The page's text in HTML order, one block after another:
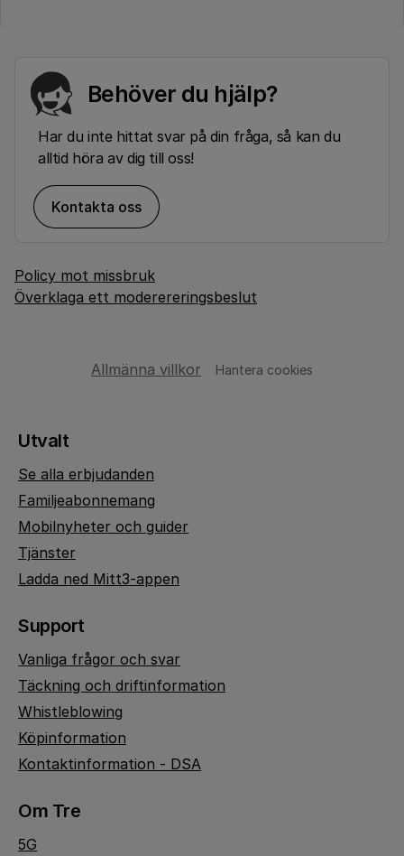
Behöver du hjälp?
Har du inte hittat svar på din fråga, så kan du
alltid höra av dig till oss!
Kontakta oss
Policy mot missbruk
Överklaga ett moderereringsbeslut
Allmänna villkor Hantera cookies
Utvalt
Se alla erbjudanden
Familjeabonnemang
Mobilnyheter och guider
Tjänster
Ladda ned Mitt3-appen
Support
Vanliga frågor och svar
Täckning och driftinformation
Whistleblowing
Köpinformation
Kontaktinformation - DSA
Om Tre
5G